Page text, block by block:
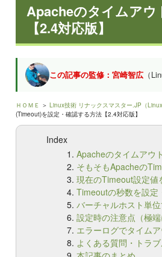
Apacheのタイムアウ
【2.4対応版】
この記事の監修：宮崎智広（
ＨＯＭＥ ＞ Linux技術 リナックスマスター.JP（Linux
(Timeout)を設定・確認する方法【2.4対応版】
Index
Apacheのタイムアウ
そもそもApacheの
現在のTimeout設定値
Timeoutの秒数を設定
バーチャルホスト単
設定時の注意点（極端
エラーログでタイム
よくある質問・トラ